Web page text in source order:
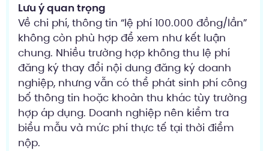
Lưu ý quan trọng
Về chi phí, thông tin “lệ phí 100.000 đồng/lần”
không còn phù hợp để xem như kết luận
chung. Nhiều trường hợp không thu lệ phí
đăng ký thay đổi nội dung đăng ký doanh
nghiệp, nhưng vẫn có thể phát sinh phí công
bố thông tin hoặc khoản thu khác tùy trường
hợp áp dụng. Doanh nghiệp nên kiểm tra
biểu mẫu và mức phí thực tế tại thời điểm
nộp.